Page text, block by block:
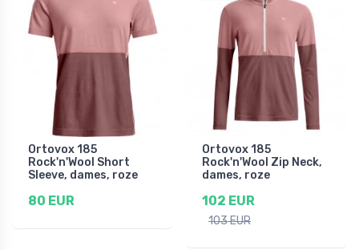
Ortovox 185
Rock'n'Wool Short
Sleeve, dames, roze
80 EUR
Ortovox 185
Rock'n'Wool Zip Neck,
dames, roze
102 EUR
103 EUR